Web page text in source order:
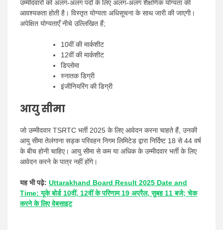
उम्मीदवारों को अलग-अलग पदों के लिए अलग-अलग शैक्षणिक योग्यता की
आवश्यकता होती है। विस्तृत योग्यता अधिसूचना के साथ जारी की जाएगी।
अपेक्षित योग्यताएँ नीचे उल्लिखित हैं;
10वीं की मार्कशीट
12वीं की मार्कशीट
डिप्लोमा
स्नातक डिग्री
इंजीनियरिंग की डिग्री
आयु सीमा
जो उम्मीदवार TSRTC भर्ती 2025 के लिए आवेदन करना चाहते हैं, उनकी
आयु सीमा तेलंगाना सड़क परिवहन निगम लिमिटेड द्वारा निर्दिष्ट 18 से 44 वर्ष
के बीच होनी चाहिए। आयु सीमा से कम या अधिक के उम्मीदवार भर्ती के लिए
आवेदन करने के पात्र नहीं होंगे।
यह भी पढ़े: Uttarakhand Board Result 2025 Date and
Time: यूके बोर्ड 10वीं, 12वीं के परिणाम 19 अप्रैल, सुबह 11 बजे; चेक
करने के लिए वेबसाइट